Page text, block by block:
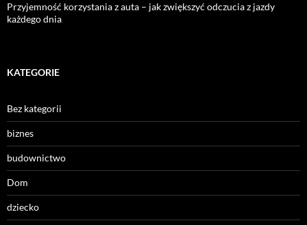
Przyjemność korzystania z auta – jak zwiększyć odczucia z jazdy
każdego dnia
KATEGORIE
Bez kategorii
biznes
budownictwo
Dom
dziecko